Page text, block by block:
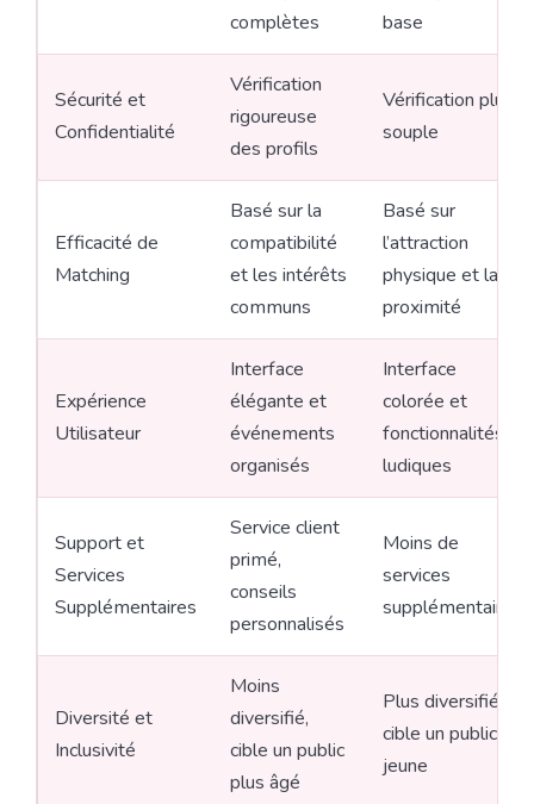
complètes
base
Sécurité et
Confidentialité
Vérification
rigoureuse
des profils
Vérification plus
souple
Efficacité de
Matching
Basé sur la
compatibilité
et les intérêts
communs
Basé sur
l’attraction
physique et la
proximité
Expérience
Utilisateur
Interface
élégante et
événements
organisés
Interface
colorée et
fonctionnalités
ludiques
Support et
Services
Supplémentaires
Service client
primé,
conseils
personnalisés
Moins de
services
supplémentaires
Diversité et
Inclusivité
Moins
diversifié,
cible un public
plus âgé
Plus diversifié,
cible un public
jeune